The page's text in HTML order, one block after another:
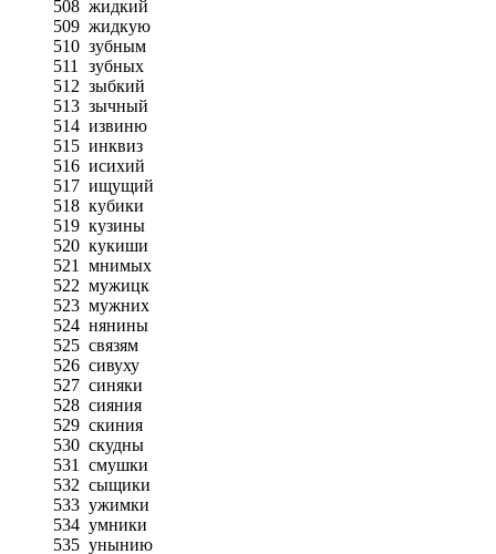
508 жидкий
509 жидкую
510 зубным
511
зубных
512 зыбкий
513 зычный
514 извиню
515 инквиз
516 исихий
517 ищущий
518 кубики
519 кузины
520 кукиши
521
мнимых
522 мужицк
523 мужних
524 нянины
525 связям
526 сивуху
527 синяки
528 сияния
529 скиния
530 скудны
531
смушки
532 сыщики
533 ужимки
534 умники
535 унынию